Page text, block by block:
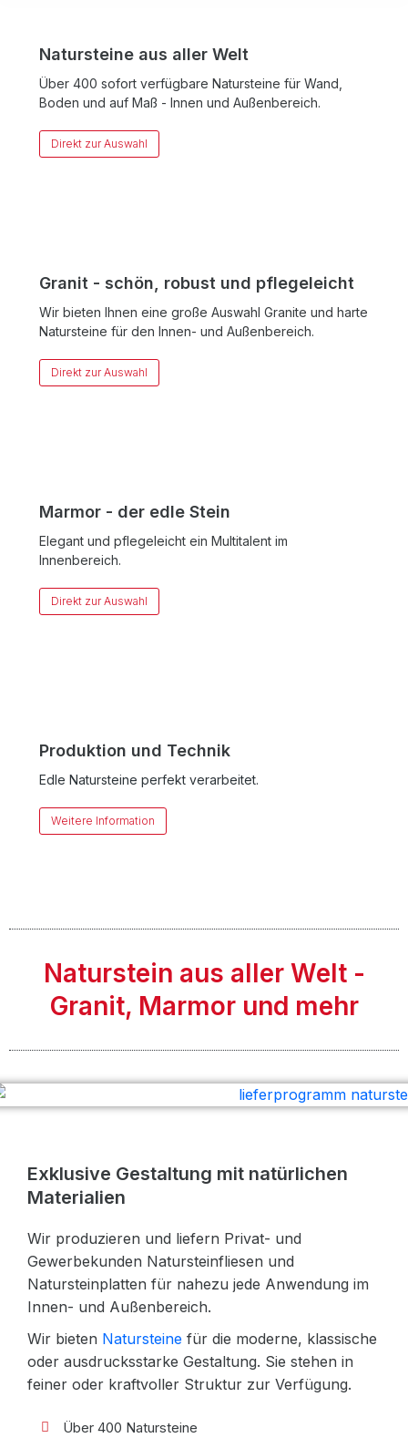
Natursteine aus aller Welt
Über 400 sofort verfügbare Natursteine für Wand,
Boden und auf Maß - Innen und Außenbereich.
Direkt zur Auswahl
Granit - schön, robust und pflegeleicht
Wir bieten Ihnen eine große Auswahl Granite und harte
Natursteine für den Innen- und Außenbereich.
Direkt zur Auswahl
Marmor - der edle Stein
Elegant und pflegeleicht ein Multitalent im
Innenbereich.
Direkt zur Auswahl
Produktion und Technik
Edle Natursteine perfekt verarbeitet.
Weitere Information
Naturstein aus aller Welt -
Granit, Marmor und mehr
Exklusive Gestaltung mit natürlichen
Materialien
Wir produzieren und liefern Privat- und
Gewerbekunden Natursteinfliesen und
Natursteinplatten für nahezu jede Anwendung im
Innen- und Außenbereich.
Wir bieten Natursteine für die moderne, klassische
oder ausdrucksstarke Gestaltung. Sie stehen in
feiner oder kraftvoller Struktur zur Verfügung.
Über 400 Natursteine